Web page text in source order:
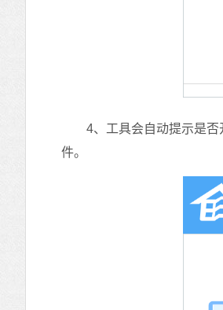
4、工具会自动提示是否开
件。